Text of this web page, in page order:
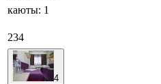
каюты: 1
234
4